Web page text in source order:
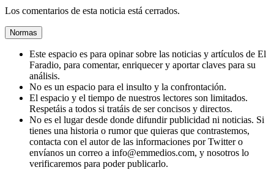
Los comentarios de esta noticia está cerrados.
Normas
Este espacio es para opinar sobre las noticias y artículos de El
Faradio, para comentar, enriquecer y aportar claves para su
análisis.
No es un espacio para el insulto y la confrontación.
El espacio y el tiempo de nuestros lectores son limitados.
Respetáis a todos si tratáis de ser concisos y directos.
No es el lugar desde donde difundir publicidad ni noticias. Si
tienes una historia o rumor que quieras que contrastemos,
contacta con el autor de las informaciones por Twitter o
envíanos un correo a info@emmedios.com, y nosotros lo
verificaremos para poder publicarlo.